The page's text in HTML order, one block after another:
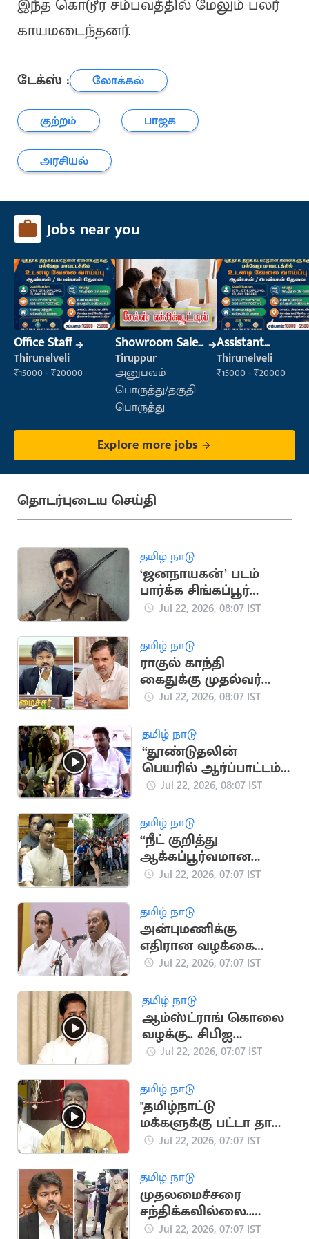
இந்த கொடூர சம்பவத்தில் மேலும் பலர்
காயமடைந்தனர்.
டேக்ஸ் :
லோக்கல்
குற்றம்
பாஜக
அரசியல்
Jobs near you
Office Staff
Thirunelveli
₹15000 - ₹20000
Showroom Sales
Executive (Retail
Sales)
Tiruppur
அனுபவம்
பொருத்து/தகுதி
பொருத்து
Assistant
Manager
Thirunelveli
₹15000 - ₹20000
Explore more jobs
தொடர்புடைய செய்தி
தமிழ் நாடு
‘ஜனநாயகன்’ படம்
பார்க்க சிங்கப்பூர்
நிறுவனம் விடுமுறை
Jul 22, 2026, 08:07 IST
தமிழ் நாடு
ராகுல் காந்தி
கைதுக்கு முதல்வர்
விஜய் கண்டனம்
Jul 22, 2026, 08:07 IST
தமிழ் நாடு
“தூண்டுதலின்
பெயரில் ஆர்ப்பாட்டம்
செய்தால் கைது”..
விளக்கம்
Jul 22, 2026, 08:07 IST
தமிழ் நாடு
“நீட் குறித்து
ஆக்கப்பூர்வமான
விவாதம் நடத்த அரசு
அமைச்சர்
Jul 22, 2026, 07:07 IST
தமிழ் நாடு
அன்புமணிக்கு
எதிரான வழக்கை
வாபஸ் பெற்றார்
Jul 22, 2026, 07:07 IST
தமிழ் நாடு
ஆம்ஸ்ட்ராங் கொலை
வழக்கு.. சிபிஐ
விசாரணைக்கு
அனுமதி
Jul 22, 2026, 07:07 IST
தமிழ் நாடு
"தமிழ்நாட்டு
மக்களுக்கு பட்டா தான்
புத்தி வரும்".. சிவாஜி
Jul 22, 2026, 07:07 IST
தமிழ் நாடு
முதலமைச்சரை
சந்திக்கவில்லை..
உண்மையை உடைத்த
Jul 22, 2026, 07:07 IST